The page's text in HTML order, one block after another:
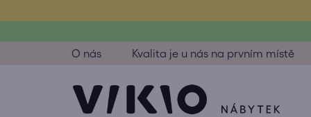
na
O nás
Kvalita je u nás na prvním místě